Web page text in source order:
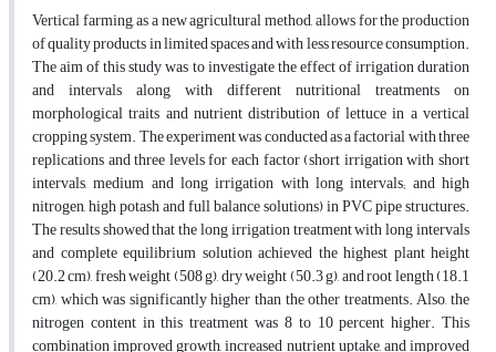
Vertical farming, as a new agricultural method, allows for the production
of quality products in limited spaces and with less resource consumption.
The aim of this study was to investigate the effect of irrigation duration
and intervals along with different nutritional treatments on
morphological traits and nutrient distribution of lettuce in a vertical
cropping system. The experiment was conducted as a factorial with three
replications and three levels for each factor (short irrigation with short
intervals, medium and long irrigation with long intervals; and high
nitrogen, high potash and full balance solutions) in PVC pipe structures.
The results showed that the long irrigation treatment with long intervals
and complete equilibrium solution achieved the highest plant height
(20.2 cm), fresh weight (508 g), dry weight (50.3 g), and root length (18.1
cm), which was significantly higher than the other treatments. Also, the
nitrogen content in this treatment was 8 to 10 percent higher. This